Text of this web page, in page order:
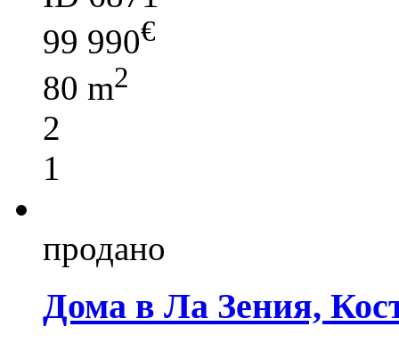
99 990€
80 m2
2
1
продано
Дома в Ла Зения,